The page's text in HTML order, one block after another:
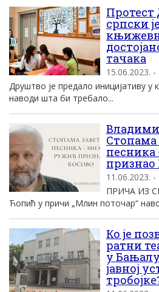
Протест
српски
тачака
15.06.2023. -
Друштво је предало иницијативу у
наводи шта би требало...
Стопама
признао
11.06.2023. -
ПРИЧА ИЗ
Ћопић у причи „Млин поточар“
Ко је
ратни
у
јавној